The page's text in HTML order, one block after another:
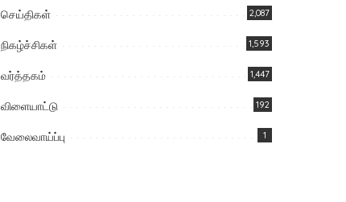
செய்திகள் 2,087
நிகழ்ச்சிகள் 1,593
வர்த்தகம் 1,447
விளையாட்டு 192
வேலைவாய்ப்பு 1